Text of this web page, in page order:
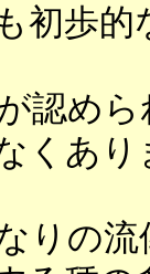
初歩
認め
くあり
りの